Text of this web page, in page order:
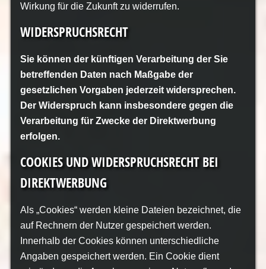
Wirkung für die Zukunft zu widerrufen.
WIDERSPRUCHSRECHT
Sie können der künftigen Verarbeitung der Sie
betreffenden Daten nach Maßgabe der
gesetzlichen Vorgaben jederzeit widersprechen.
Der Widerspruch kann insbesondere gegen die
Verarbeitung für Zwecke der Direktwerbung
erfolgen.
COOKIES UND WIDERSPRUCHSRECHT BEI
DIREKTWERBUNG
Als „Cookies“ werden kleine Dateien bezeichnet, die
auf Rechnern der Nutzer gespeichert werden.
Innerhalb der Cookies können unterschiedliche
Angaben gespeichert werden. Ein Cookie dient